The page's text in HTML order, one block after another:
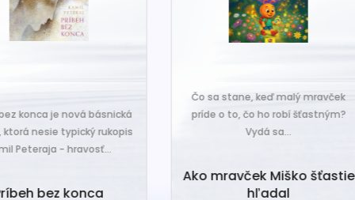
o to, čo ho robí šťastným?
Vydá sa...
hľadal
Čo sa stane, keď sa do tichej
zákutiny škriatkov prisťahuje
Babka Tvorilka